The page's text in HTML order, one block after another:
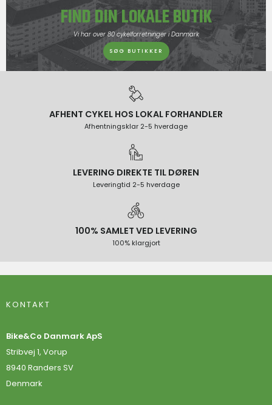
FIND DIN LOKALE BUTIK
Vi har over 80 cykelforretninger i Danmark
SØG BUTIKKER
AFHENT CYKEL HOS LOKAL FORHANDLER
Afhentningsklar 2-5 hverdage
LEVERING DIREKTE TIL DØREN
Leveringtid 2-5 hverdage
100% SAMLET VED LEVERING
100% klargjort
KONTAKT
Bike&Co Danmark ApS
Stribvej 1, Vorup
8940 Randers SV
Denmark